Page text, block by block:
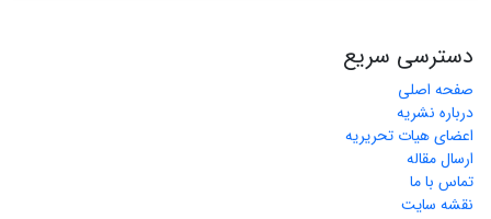
دسترسی سریع
صفحه اصلی
درباره نشریه
اعضای هیات تحریریه
ارسال مقاله
تماس با ما
نقشه سایت